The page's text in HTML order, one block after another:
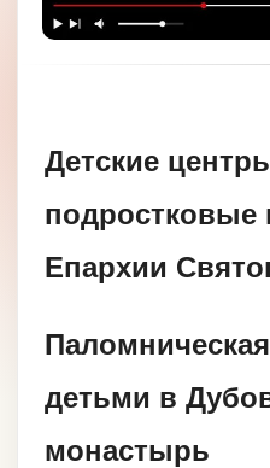
Детские
подростковые
Епархии
детьми в
монастырь